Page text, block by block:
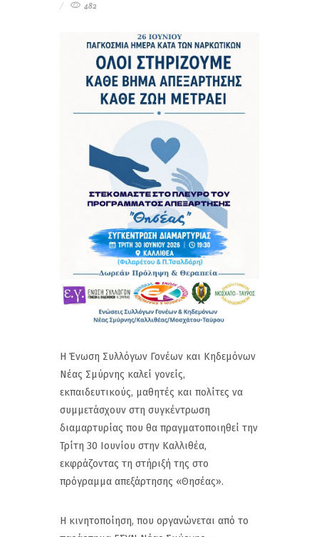
482
Η Ένωση Συλλόγων Γονέων και Κηδεμόνων
Νέας Σμύρνης καλεί γονείς,
εκπαιδευτικούς, μαθητές και πολίτες να
συμμετάσχουν στη συγκέντρωση
διαμαρτυρίας που θα πραγματοποιηθεί την
Τρίτη 30 Ιουνίου στην Καλλιθέα,
εκφράζοντας τη στήριξή της στο
πρόγραμμα απεξάρτησης «Θησέας».
Η κινητοποίηση, που οργανώνεται από το